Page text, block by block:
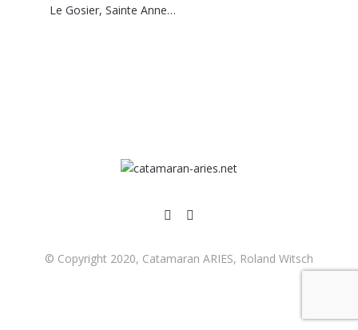
Le Gosier, Sainte Anne…
© Copyright 2020, Catamaran ARIES, Roland Witsch